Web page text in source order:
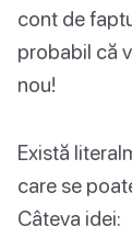
cont de
probabil că
nou!
Există
care se
Câteva idei: